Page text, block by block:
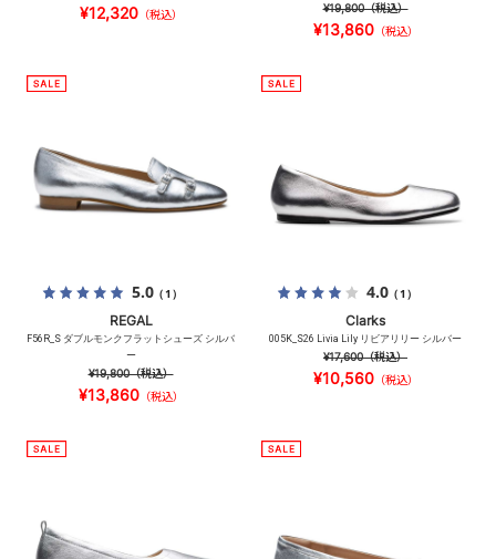
¥12,320（税込） ¥19,800（税込）
¥13,860（税込）
5.0（1）
REGAL
F56R_S ダブルモンクフラットシューズ シルバ
ー
¥19,800（税込）
¥13,860（税込）
4.0（1）
Clarks
005K_S26 Livia Lily リビアリリー シルバー
¥17,600（税込）
¥10,560（税込）